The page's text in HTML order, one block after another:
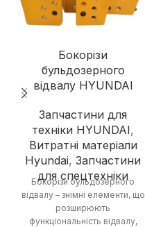
Бокорізи
бульдозерного
відвалу HYUNDAI
Запчастини для
техніки HYUNDAI,
Витратні матеріали
Hyundai, Запчастини
для спецтехніки
Бокорізи бульдозерного
відвалу – знімні елементи, що
розширюють
функціональність відвалу,